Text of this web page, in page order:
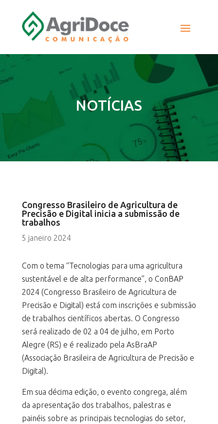
NOTÍCIAS
Congresso Brasileiro de Agricultura de
Precisão e Digital inicia a submissão de
trabalhos
5 janeiro 2024
Com o tema “Tecnologias para uma agricultura
sustentável e de alta performance”, o ConBAP
2024 (Congresso Brasileiro de Agricultura de
Precisão e Digital) está com inscrições e submissão
de trabalhos científicos abertas. O Congresso
será realizado de 02 a 04 de julho, em Porto
Alegre (RS) e é realizado pela AsBraAP
(Associação Brasileira de Agricultura de Precisão e
Digital).
Em sua décima edição, o evento congrega, além
da apresentação dos trabalhos, palestras e
painéis sobre as principais tecnologias do setor,